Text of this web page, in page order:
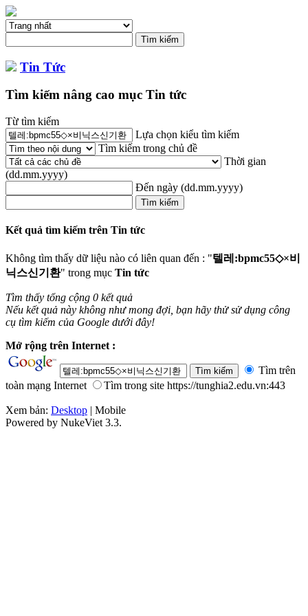
Tin Tức
Tìm kiếm nâng cao mục Tin tức
Từ tìm kiếm
Lựa chọn kiểu tìm kiếm
Tìm kiếm trong chủ đề
Thời gian
(dd.mm.yyyy)
Đến ngày (dd.mm.yyyy)
Kết quả tìm kiếm trên Tin tức
Không tìm thấy dữ liệu nào có liên quan đến : "텔레:bpmc55◇×비
닉스신기환" trong mục Tin tức
Tìm thấy tổng cộng 0 kết quả
Nếu kết quả này không như mong đợi, bạn hãy thử sử dụng công
cụ tìm kiếm của Google dưới đây!
Mở rộng trên Internet :
Tìm trên
toàn mạng Internet
Tìm trong site https://tunghia2.edu.vn:443
Xem bản: Desktop | Mobile
Powered by NukeViet 3.3.